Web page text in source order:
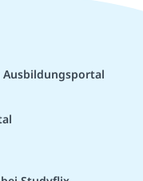
Ausbildungsportal